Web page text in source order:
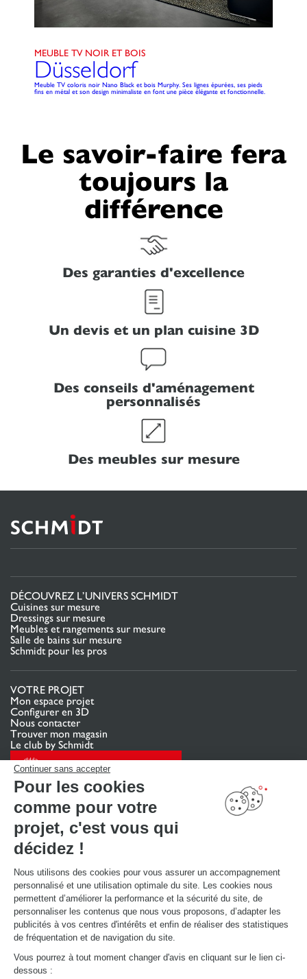
Continuer sans accepter
Pour les cookies
comme pour votre
projet, c'est vous qui
décidez !
Nous utilisons des cookies pour vous assurer un accompagnement
personnalisé et une utilisation optimale du site. Les cookies nous
permettent d’améliorer la performance et la sécurité du site, de
personnaliser les contenus que nous vous proposons, d’adapter les
publicités à vos centres d'intérêts et enfin de réaliser des statistiques
de fréquentation et de navigation du site.
Vous pourrez à tout moment changer d'avis en cliquant sur le lien ci-
dessous :
MEUBLE TV NOIR ET BOIS
Düsseldorf
Meuble TV coloris noir Nano Black et bois Murphy. Ses lignes épurées, ses pieds
fins en métal et son design minimaliste en font une pièce élégante et fonctionnelle.
Le savoir-faire fera
toujours la
différence
Des garanties d'excellence
Un devis et un plan cuisine 3D
Des conseils d'aménagement
personnalisés
Des meubles sur mesure
DÉCOUVREZ L’UNIVERS SCHMIDT
Cuisines sur mesure
Dressings sur mesure
Meubles et rangements sur mesure
Salle de bains sur mesure
Schmidt pour les pros
VOTRE PROJET
Mon espace projet
Configurer en 3D
Nous contacter
Trouver mon magasin
Le club by Schmidt
PRENDRE RENDEZ-VOUS
LIENS UTILES
Promotions
Guides de poses et d’entretien
Consulter notre catalogue
À PROPOS
Actualités du groupe
Nous rejoindre
Ouvrir un magasin
Schmidt dans le monde